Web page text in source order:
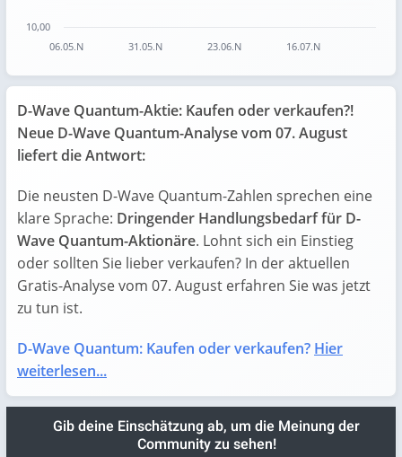
06.05.N 31.05.N 23.06.N 16.07.N
10,00
D-Wave Quantum-Aktie: Kaufen oder verkaufen?!
Neue D-Wave Quantum-Analyse vom 07. August
liefert die Antwort:
Die neusten D-Wave Quantum-Zahlen sprechen eine
klare Sprache: Dringender Handlungsbedarf für D-
Wave Quantum-Aktionäre. Lohnt sich ein Einstieg
oder sollten Sie lieber verkaufen? In der aktuellen
Gratis-Analyse vom 07. August erfahren Sie was jetzt
zu tun ist.
D-Wave Quantum: Kaufen oder verkaufen? Hier
weiterlesen...
Gib deine Einschätzung ab, um die Meinung der
Community zu sehen!